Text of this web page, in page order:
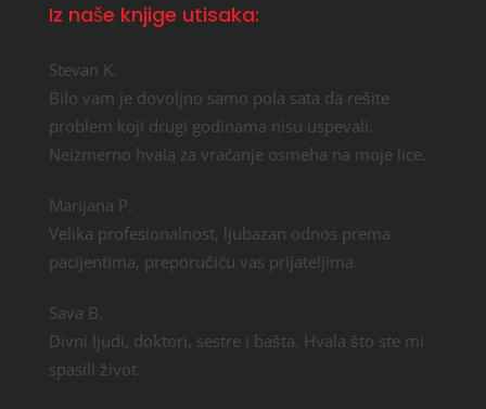
Iz naše knjige utisaka:
Stevan K.
Bilo vam je dovoljno samo pola sata da rešite
problem koji drugi godinama nisu uspevali.
Neizmerno hvala za vraćanje osmeha na moje lice.
Marijana P.
Velika profesionalnost, ljubazan odnos prema
pacijentima, preporučiću vas prijateljima.
Sava B.
Divni ljudi, doktori, sestre i bašta. Hvala što ste mi
spasili život.